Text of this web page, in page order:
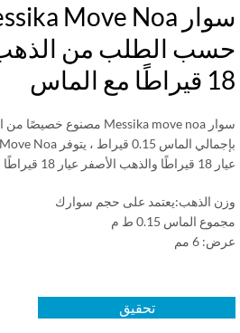
الطلب من الذهب
الماس
18 قيراطًا عند الطلب.
الذهب:يعتمد على حجم سوارك
الماس 0.15 ط م
6 مم
تحقيق